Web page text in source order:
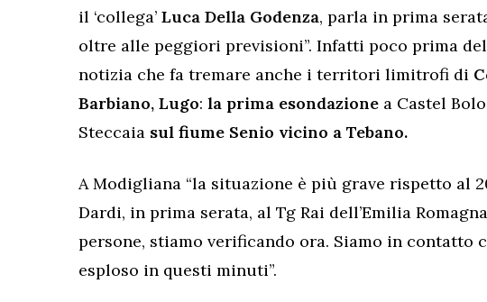
il ‘collega’ Luca Della Godenza, parla in prima
oltre alle peggiori previsioni”. Infatti poco prima
notizia che fa tremare anche i territori limitrofi di
Barbiano, Lugo: la prima esondazione a Castel
Steccaia sul fiume Senio vicino a Tebano.
A Modigliana “la situazione è più grave rispetto al
Dardi, in prima serata, al Tg Rai dell’Emilia
persone, stiamo verificando ora. Siamo in contatto
esploso in questi minuti”.